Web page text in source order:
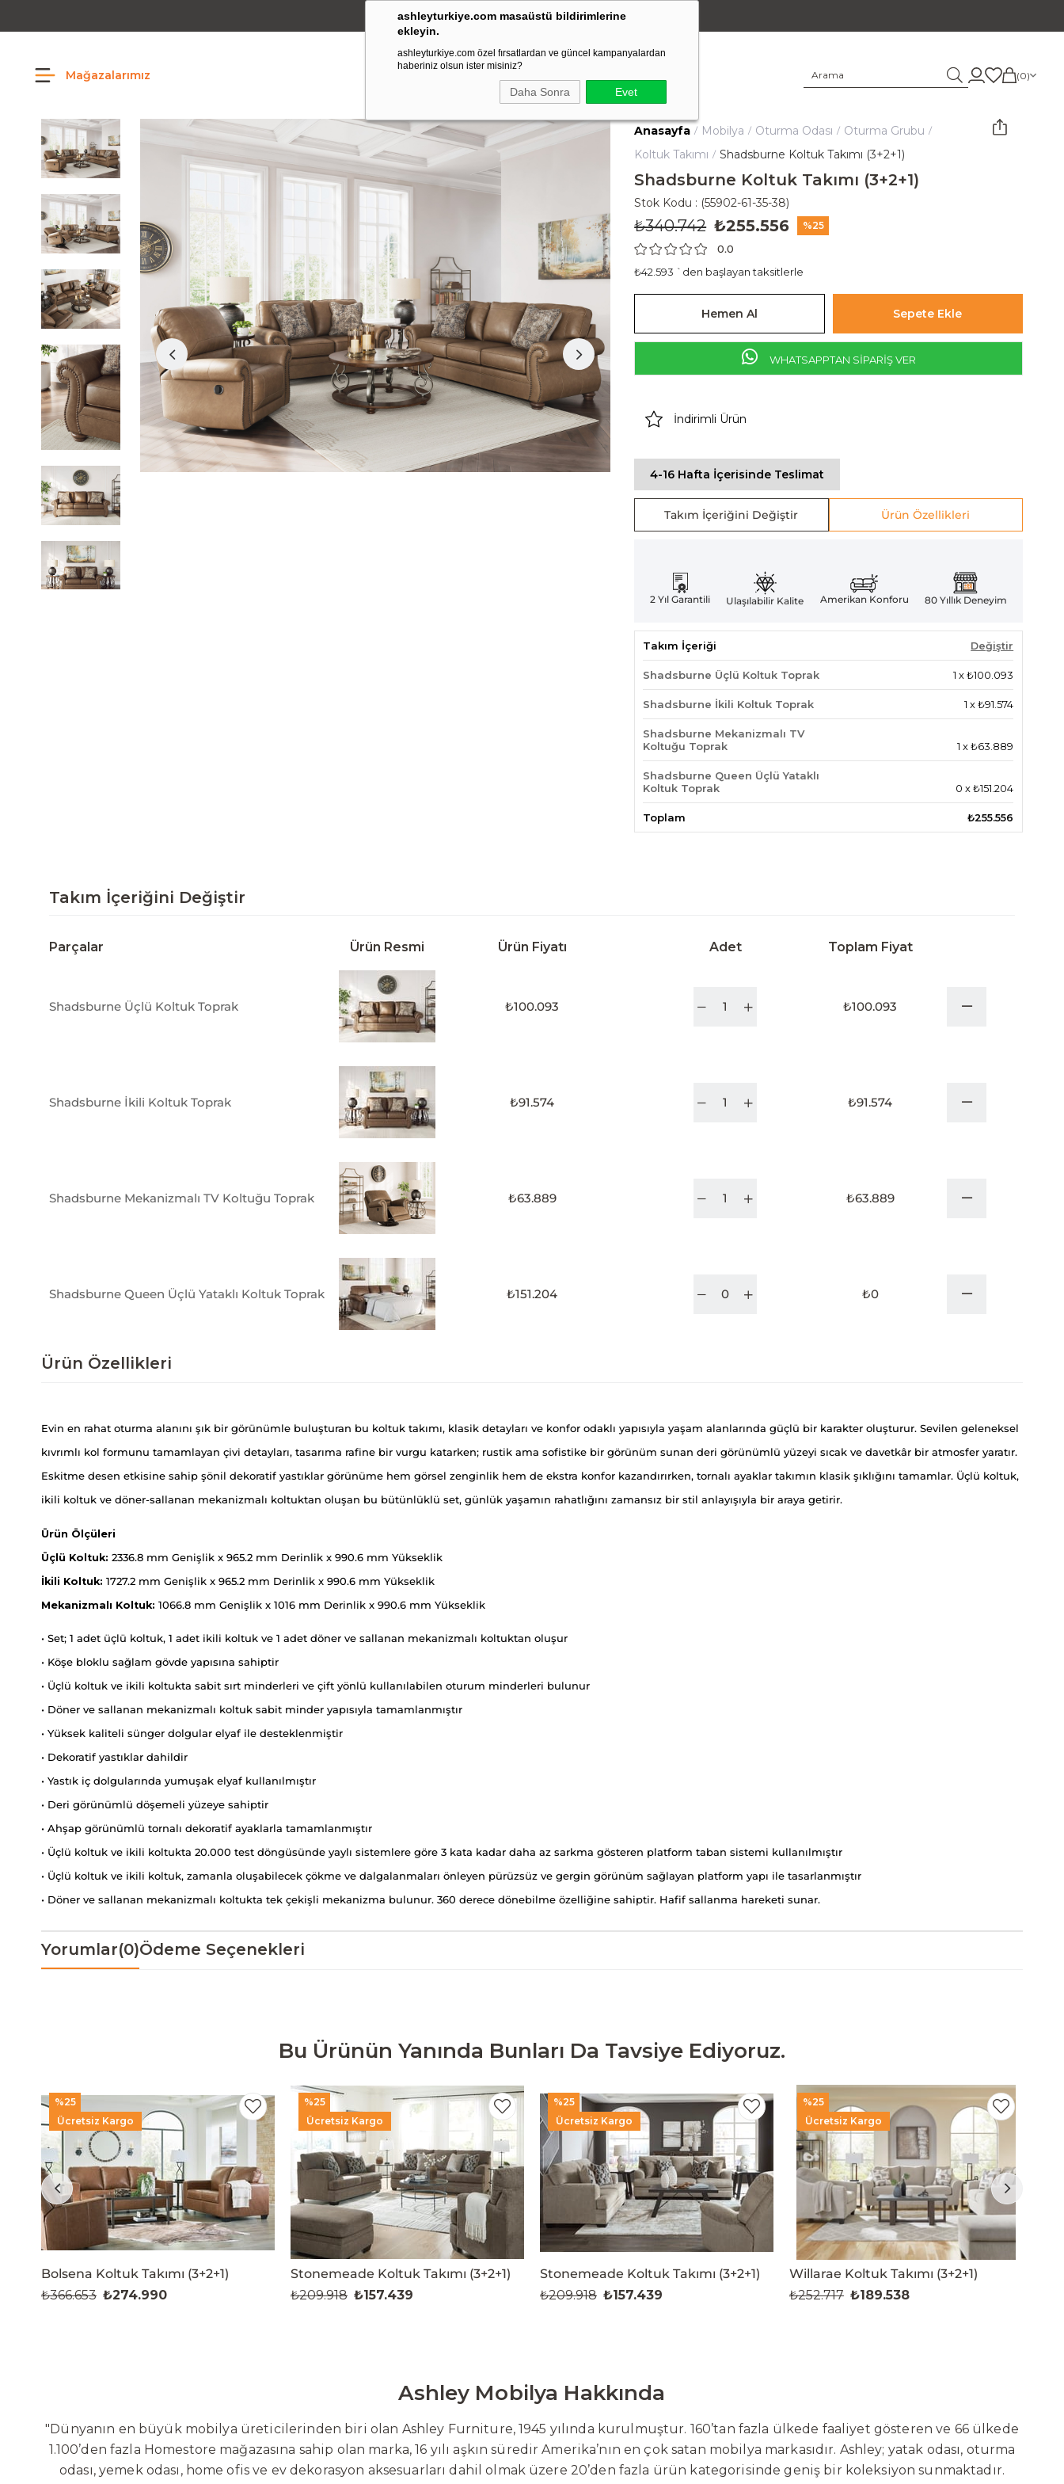
ashleyturkiye.com masaüstü bildirimlerine
ekleyin.
ashleyturkiye.com özel fırsatlardan ve güncel kampanyalardan
haberiniz olsun ister misiniz?
Daha Sonra Evet
Amerikan Stili Ergonomik Tasarım
Mağazalarımız 0
Anasayfa Mobilya Oturma Odası
Oturma Grubu
Koltuk Takımı
Shadsburne Koltuk Takımı (3+2+1)
Shadsburne Koltuk Takımı (3+2+1)
Stok Kodu (55902-61-35-38)
₺340.742 ₺255.556 25
0.0
₺42.593 `den başlayan taksitlerle
WHATSAPPTAN SİPARİŞ VER
İndirimli Ürün
4-16 Hafta İçerisinde Teslimat
Takım İçeriğini Değiştir Ürün Özellikleri
2 Yıl Garantili Ulaşılabilir Kalite Amerikan Konforu 80 Yıllık Deneyim
Takım İçeriği Değiştir
Shadsburne Üçlü Koltuk Toprak 1 x₺100.093
Shadsburne İkili Koltuk Toprak 1 x₺91.574
Shadsburne Mekanizmalı TV
Koltuğu Toprak
1 x₺63.889
Shadsburne Queen Üçlü Yataklı
Koltuk Toprak
0 x₺151.204
Toplam ₺255.556
Takım İçeriğini Değiştir
Parçalar Ürün Resmi Ürün Fiyatı Adet Toplam Fiyat
Shadsburne Üçlü Koltuk Toprak ₺100.093 ₺100.093
Shadsburne İkili Koltuk Toprak ₺91.574 ₺91.574
Shadsburne Mekanizmalı TV Koltuğu Toprak ₺63.889 ₺63.889
Shadsburne Queen Üçlü Yataklı Koltuk Toprak ₺151.204 ₺0
Ürün Özellikleri
Evin en rahat oturma alanını şık bir görünümle buluşturan bu koltuk takımı, klasik detayları ve konfor odaklı yapısıyla yaşam alanlarında güçlü bir karakter oluşturur. Sevilen geleneksel
kıvrımlı kol formunu tamamlayan çivi detayları, tasarıma rafine bir vurgu katarken; rustik ama sofistike bir görünüm sunan deri görünümlü yüzeyi sıcak ve davetkâr bir atmosfer yaratır.
Eskitme desen etkisine sahip şönil dekoratif yastıklar görünüme hem görsel zenginlik hem de ekstra konfor kazandırırken, tornalı ayaklar takımın klasik şıklığını tamamlar. Üçlü koltuk,
ikili koltuk ve döner-sallanan mekanizmalı koltuktan oluşan bu bütünlüklü set, günlük yaşamın rahatlığını zamansız bir stil anlayışıyla bir araya getirir.
Ürün Ölçüleri
Üçlü Koltuk: 2336.8 mm Genişlik x 965.2 mm Derinlik x 990.6 mm Yükseklik
İkili Koltuk: 1727.2 mm Genişlik x 965.2 mm Derinlik x 990.6 mm Yükseklik
Mekanizmalı Koltuk: 1066.8 mm Genişlik x 1016 mm Derinlik x 990.6 mm Yükseklik
• Set; 1 adet üçlü koltuk, 1 adet ikili koltuk ve 1 adet döner ve sallanan mekanizmalı koltuktan oluşur
• Köşe bloklu sağlam gövde yapısına sahiptir
• Üçlü koltuk ve ikili koltukta sabit sırt minderleri ve çift yönlü kullanılabilen oturum minderleri bulunur
• Döner ve sallanan mekanizmalı koltuk sabit minder yapısıyla tamamlanmıştır
• Yüksek kaliteli sünger dolgular elyaf ile desteklenmiştir
• Dekoratif yastıklar dahildir
• Yastık iç dolgularında yumuşak elyaf kullanılmıştır
• Deri görünümlü döşemeli yüzeye sahiptir
• Ahşap görünümlü tornalı dekoratif ayaklarla tamamlanmıştır
• Üçlü koltuk ve ikili koltukta 20.000 test döngüsünde yaylı sistemlere göre 3 kata kadar daha az sarkma gösteren platform taban sistemi kullanılmıştır
• Üçlü koltuk ve ikili koltuk, zamanla oluşabilecek çökme ve dalgalanmaları önleyen pürüzsüz ve gergin görünüm sağlayan platform yapı ile tasarlanmıştır
• Döner ve sallanan mekanizmalı koltukta tek çekişli mekanizma bulunur. 360 derece dönebilme özelliğine sahiptir. Hafif sallanma hareketi sunar.
Yorumlar(0)Ödeme Seçenekleri
Bu Ürünün Yanında Bunları Da Tavsiye Ediyoruz.
Bolsena Koltuk Takımı (3+2+1)
₺274.990
₺366.653
Ücretsiz Kargo
%25
Stonemeade Koltuk Takımı (3+2+1)
₺157.439
₺209.918
Ücretsiz Kargo
%25
Stonemeade Koltuk Takımı (3+2+1)
₺157.439
₺209.918
Ücretsiz Kargo
%25
Willarae Koltuk Takımı (3+2+1)
₺189.538
₺252.717
Ücretsiz Kargo
%25
Ashley Mobilya Hakkında
"Dünyanın en büyük mobilya üreticilerinden biri olan Ashley Furniture, 1945 yılında kurulmuştur. 160’tan fazla ülkede faaliyet gösteren ve 66 ülkede
1.100’den fazla Homestore mağazasına sahip olan marka, 16 yılı aşkın süredir Amerika’nın en çok satan mobilya markasıdır. Ashley; yatak odası, oturma
odası, yemek odası, home ofis ve ev dekorasyon aksesuarları dahil olmak üzere 20’den fazla ürün kategorisinde geniş bir koleksiyon sunmaktadır.